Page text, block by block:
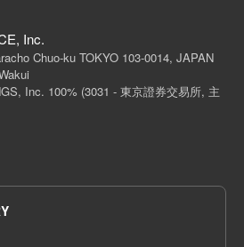
Inc.
Chuo-ku TOKYO 103-0014, JAPAN
Inc. 100% (3031 - 東京證券交易所, 主